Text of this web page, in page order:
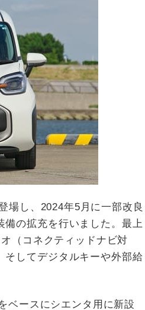
場し、2024年5月に一部改良
備の拡充を行いました。最上
（コネクティッドナビ対
そしてデジタルキーや外部給
ベースにシエンタ用に新設